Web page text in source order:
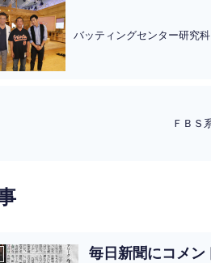
バッティングセンター研究
ＦＢＳ
毎日新聞にコメン